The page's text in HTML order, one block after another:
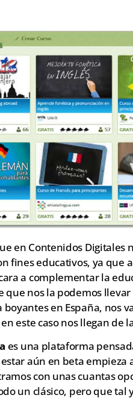
en Contenidos Digitales
fines educativos, ya que
a complementar la
que nos la podemos
boyantes en España, nos
este caso nos llegan de
es una plataforma
aún en beta empieza
con unas cuantas
un clásico, pero que tal